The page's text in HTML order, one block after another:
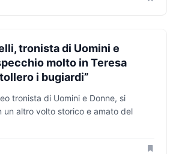
tronista di Uomini e
molto in Teresa
i bugiardi”
tronista di Uomini e Donne, si
un altro volto storico e amato del